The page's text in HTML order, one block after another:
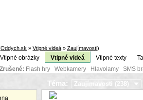
Oddych.sk » Vtipné videá » Zaujímavosti)
Vtipné obrázky Vtipné videá Vtipné texty
Zrušené: Flash hry Webkamery Hlavolamy SMS
Téma: